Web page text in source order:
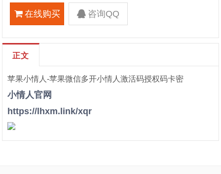
在线购买 咨询QQ
正文
苹果小情人-苹果微信多开小情人激活码授权码卡密
小情人官网
https://lhxm.link/xqr